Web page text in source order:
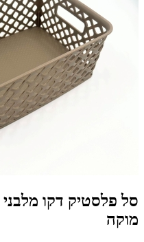
מוקה